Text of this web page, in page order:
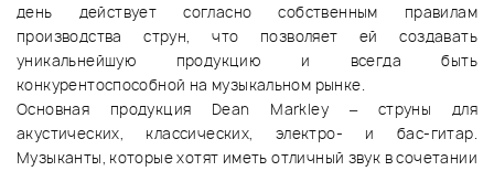
день действует согласно собственным правилам
производства струн, что позволяет ей создавать
уникальнейшую продукцию и всегда быть
конкурентоспособной на музыкальном рынке.
Основная продукция Dean Markley – струны для
акустических, классических, электро- и бас-гитар.
Музыканты, которые хотят иметь отличный звук в сочетании